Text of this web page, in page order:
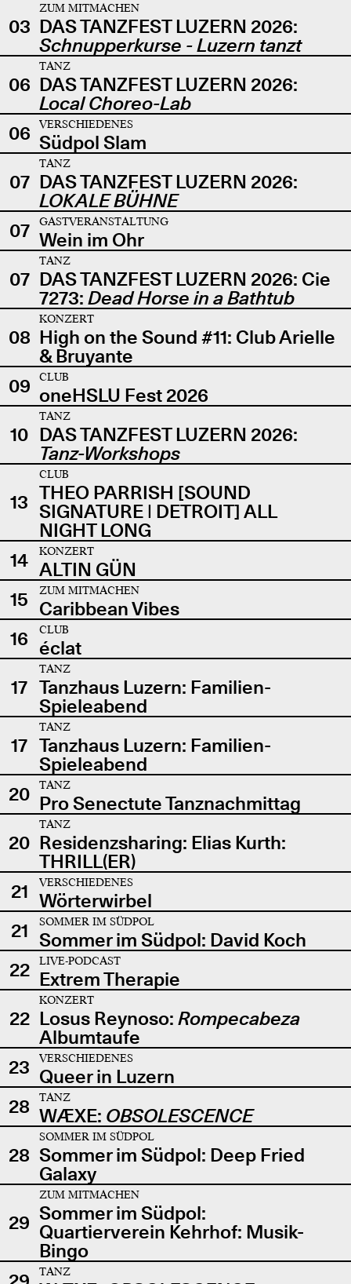
03
ZUM MITMACHEN
DAS TANZFEST LUZERN 2026:
Schnupperkurse - Luzern tanzt
06
TANZ
DAS TANZFEST LUZERN 2026:
Local Choreo-Lab
06
VERSCHIEDENES
Südpol Slam
07
TANZ
DAS TANZFEST LUZERN 2026:
LOKALE BÜHNE
07
GASTVERANSTALTUNG
Wein im Ohr
07
TANZ
DAS TANZFEST LUZERN 2026: Cie
7273: Dead Horse in a Bathtub
08
KONZERT
High on the Sound #11: Club Arielle
& Bruyante
09
CLUB
oneHSLU Fest 2026
10
TANZ
DAS TANZFEST LUZERN 2026:
Tanz-Workshops
13
CLUB
THEO PARRISH [SOUND
SIGNATURE | DETROIT] ALL
NIGHT LONG
14
KONZERT
ALTIN GÜN
15
ZUM MITMACHEN
Caribbean Vibes
16
CLUB
éclat
17
TANZ
Tanzhaus Luzern: Familien-
Spieleabend
17
TANZ
Tanzhaus Luzern: Familien-
Spieleabend
20
TANZ
Pro Senectute Tanznachmittag
20
TANZ
Residenzsharing: Elias Kurth:
THRILL(ER)
21
VERSCHIEDENES
Wörterwirbel
21
SOMMER IM SÜDPOL
Sommer im Südpol: David Koch
22
LIVE-PODCAST
Extrem Therapie
22
KONZERT
Losus Reynoso: Rompecabeza
Albumtaufe
23
VERSCHIEDENES
Queer in Luzern
28
TANZ
WÆXE: OBSOLESCENCE
28
SOMMER IM SÜDPOL
Sommer im Südpol: Deep Fried
Galaxy
29
ZUM MITMACHEN
Sommer im Südpol:
Quartierverein Kehrhof: Musik-
Bingo
TANZ